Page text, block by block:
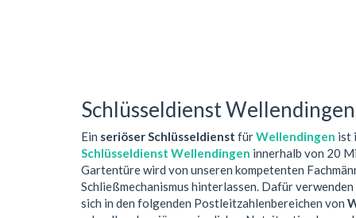
Schlüsseldienst Wellendingen
Ein seriöser Schlüsseldienst fürWellendingen ist
Schlüsseldienst Wellendingen innerhalb von 20
Gartentüre wird von unseren kompetenten
Schließmechanismus hinterlassen. Dafür
sich in den folgenden Postleitzahlenbereichen von